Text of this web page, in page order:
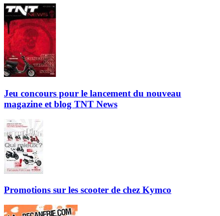
Jeu concours pour le lancement du nouveau
magazine et blog TNT News
Promotions sur les scooter de chez Kymco